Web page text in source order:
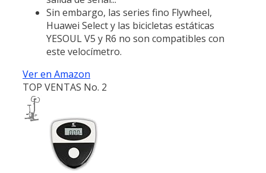
Sin embargo, las series fino Flywheel,
Huawei Select y las bicicletas estáticas
YESOUL V5 y R6 no son compatibles con
este velocímetro.
Ver en Amazon
TOP VENTAS No. 2